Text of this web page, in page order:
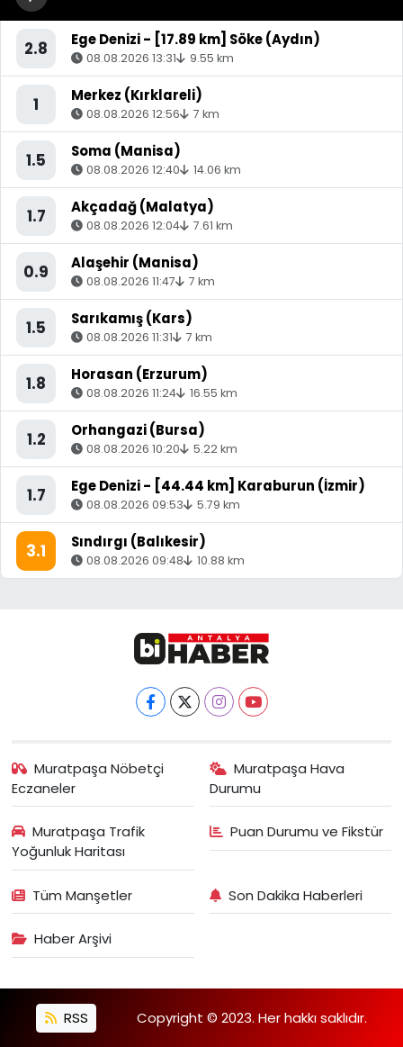
2.8 Ege Denizi - [17.89 km] Söke (Aydın)
08.08.2026 13:31 9.55 km
1 Merkez (Kırklareli)
08.08.2026 12:56 7 km
1.5 Soma (Manisa)
08.08.2026 12:40 14.06 km
1.7 Akçadağ (Malatya)
08.08.2026 12:04 7.61 km
0.9 Alaşehir (Manisa)
08.08.2026 11:47 7 km
1.5 Sarıkamış (Kars)
08.08.2026 11:31 7 km
1.8 Horasan (Erzurum)
08.08.2026 11:24 16.55 km
1.2 Orhangazi (Bursa)
08.08.2026 10:20 5.22 km
1.7 Ege Denizi - [44.44 km] Karaburun (İzmir)
08.08.2026 09:53 5.79 km
3.1 Sındırgı (Balıkesir)
08.08.2026 09:48 10.88 km
Muratpaşa Nöbetçi
Eczaneler
Muratpaşa Hava
Durumu
Muratpaşa Trafik
Yoğunluk Haritası
Puan Durumu ve Fikstür
Tüm Manşetler Son Dakika Haberleri
Haber Arşivi
RSS Copyright © 2023. Her hakkı saklıdır.